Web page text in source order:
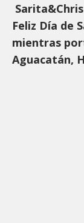
Feliz Día de
mientras
Aguacatán,